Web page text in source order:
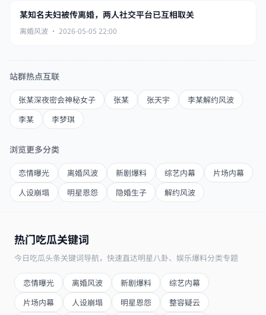
某知名夫妇被传离婚，两人社交平台已互相取关
离婚风波 · 2026-05-05 22:00
站群热点互联
张某深夜密会神秘女子 张某 张天宇
李某解约风波
李某
李梦琪
浏览更多分类
恋情曝光 离婚风波 新剧爆料 综艺内幕
片场内幕
人设崩塌
明星恩怨 隐婚生子 解约风波
热门吃瓜关键词
今日吃瓜头条关键词导航，快速直达明星八卦、娱乐爆料分类专题
恋情曝光 离婚风波 新剧爆料
综艺内幕
片场内幕
人设崩塌 明星恩怨 整容疑云